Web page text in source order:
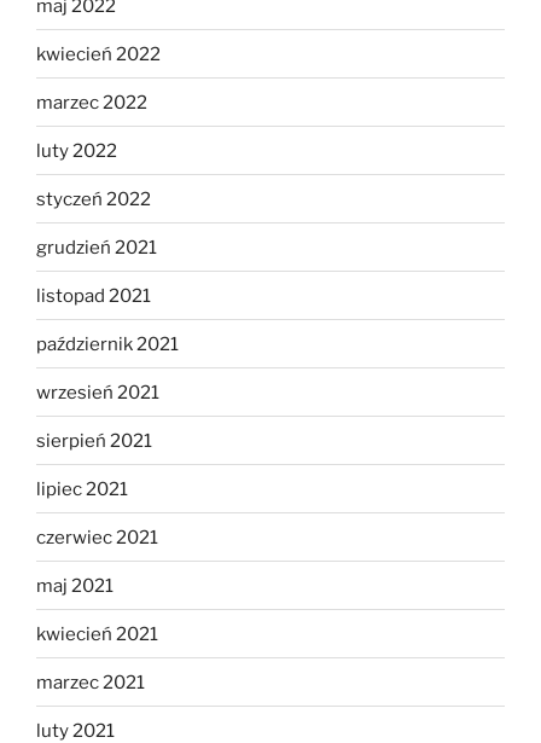
maj 2022
kwiecień 2022
marzec 2022
luty 2022
styczeń 2022
grudzień 2021
listopad 2021
październik 2021
wrzesień 2021
sierpień 2021
lipiec 2021
czerwiec 2021
maj 2021
kwiecień 2021
marzec 2021
luty 2021